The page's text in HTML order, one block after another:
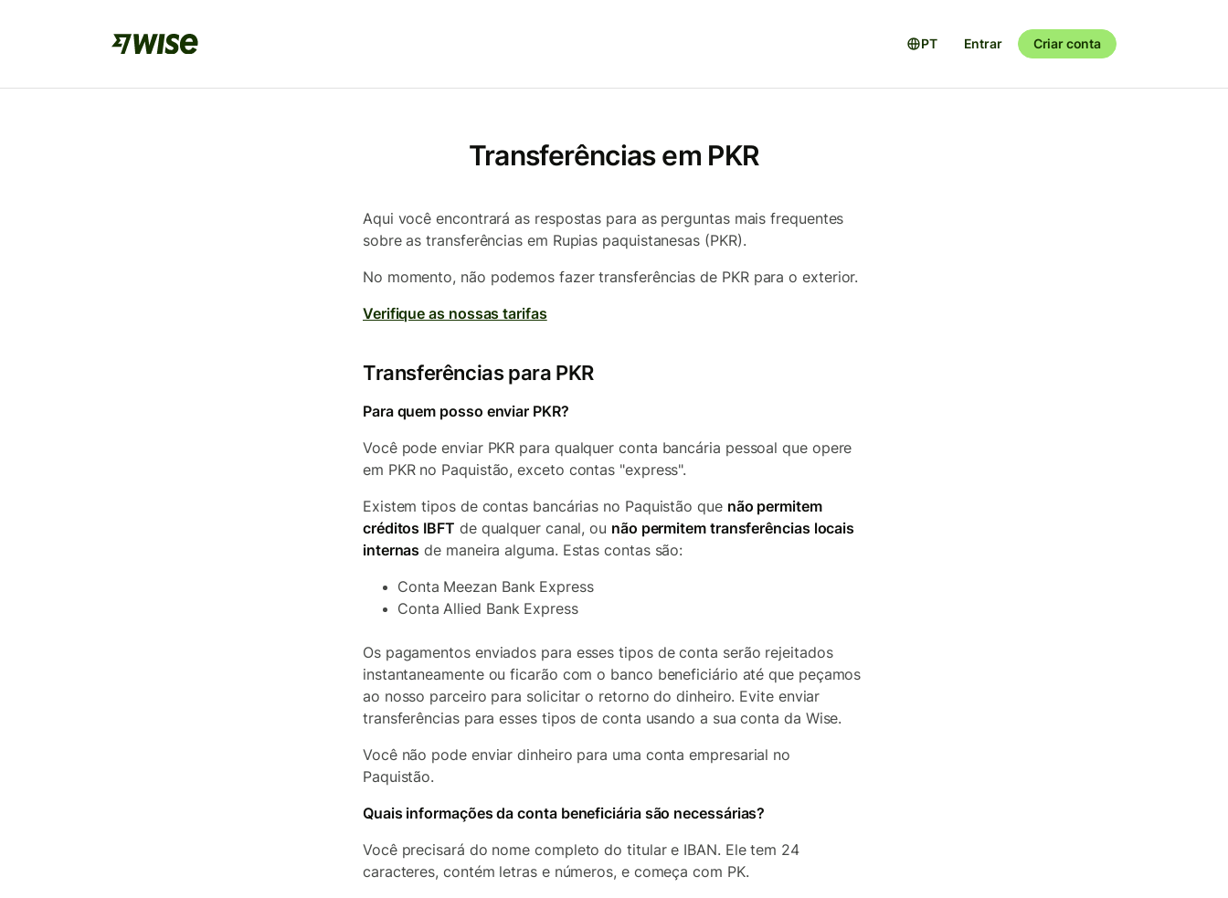
PT Entrar Criar conta
Transferências em PKR
Aqui você encontrará as respostas para as perguntas mais frequentes
sobre as transferências em Rupias paquistanesas (PKR).
No momento, não podemos fazer transferências de PKR para o exterior.
Verifique as nossas tarifas
Transferências para PKR
Para quem posso enviar PKR?
Você pode enviar PKR para qualquer conta bancária pessoal que opere
em PKR no Paquistão, exceto contas "express".
Existem tipos de contas bancárias no Paquistão que não permitem
créditos IBFT de qualquer canal, ou não permitem transferências locais
internas de maneira alguma. Estas contas são:
Conta Meezan Bank Express
Conta Allied Bank Express
Os pagamentos enviados para esses tipos de conta serão rejeitados
instantaneamente ou ficarão com o banco beneficiário até que peçamos
ao nosso parceiro para solicitar o retorno do dinheiro. Evite enviar
transferências para esses tipos de conta usando a sua conta da Wise.
Você não pode enviar dinheiro para uma conta empresarial no
Paquistão.
Quais informações da conta beneficiária são necessárias?
Você precisará do nome completo do titular e IBAN. Ele tem 24
caracteres, contém letras e números, e começa com PK.